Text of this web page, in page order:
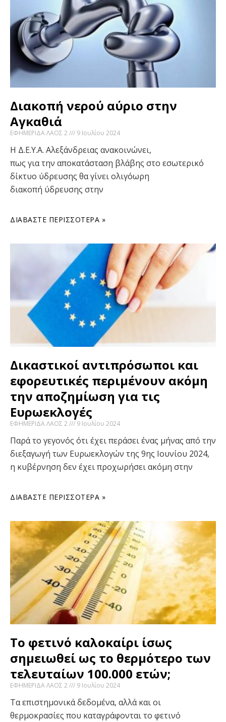
Διακοπή νερού αύριο στην
Αγκαθιά
ΕΦΗΜΕΡΙΔΑ ΛΑΟΣ 2 9 Ιουλίου 2024
Η Δ.Ε.Υ.Α. Αλεξάνδρειας ανακοινώνει,
πως για την αποκατάσταση βλάβης στο εσωτερικό
δίκτυο ύδρευσης θα γίνει ολιγόωρη
διακοπή ύδρευσης στην
ΔΙΑΒΆΣΤΕ ΠΕΡΙΣΣΌΤΕΡΑ »
Δικαστικοί αντιπρόσωποι και
εφορευτικές περιμένουν ακόμη
την αποζημίωση για τις
Ευρωεκλογές
ΕΦΗΜΕΡΙΔΑ ΛΑΟΣ 2 9 Ιουλίου 2024
Παρά το γεγονός ότι έχει περάσει ένας μήνας από την
διεξαγωγή των Ευρωεκλογών της 9ης Ιουνίου 2024,
η κυβέρνηση δεν έχει προχωρήσει ακόμη στην
ΔΙΑΒΆΣΤΕ ΠΕΡΙΣΣΌΤΕΡΑ »
Το φετινό καλοκαίρι ίσως
σημειωθεί ως το θερμότερο των
τελευταίων 100.000 ετών;
ΕΦΗΜΕΡΙΔΑ ΛΑΟΣ 2 9 Ιουλίου 2024
Τα επιστημονικά δεδομένα, αλλά και οι
θερμοκρασίες που καταγράφονται το φετινό